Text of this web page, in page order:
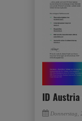
ID
Donnerstag,